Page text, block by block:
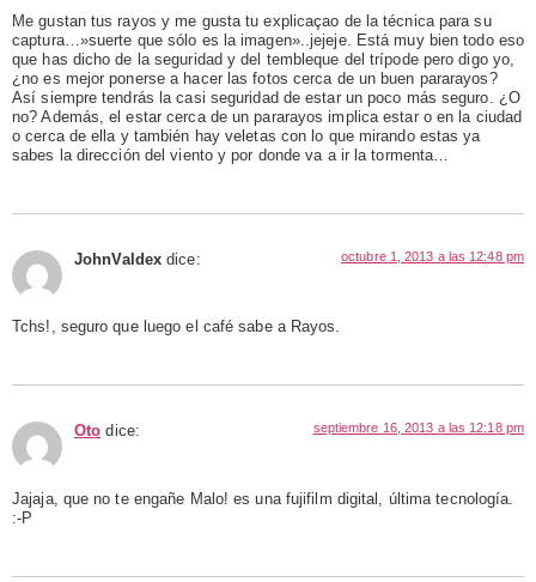
Me gustan tus rayos y me gusta tu explicaçao de la técnica para su
captura…»suerte que sólo es la imagen»..jejeje. Está muy bien todo eso
que has dicho de la seguridad y del tembleque del trípode pero digo yo,
¿no es mejor ponerse a hacer las fotos cerca de un buen pararayos?
Así siempre tendrás la casi seguridad de estar un poco más seguro. ¿O
no? Además, el estar cerca de un pararayos implica estar o en la ciudad
o cerca de ella y también hay veletas con lo que mirando estas ya
sabes la dirección del viento y por donde va a ir la tormenta…
JohnValdex dice: octubre 1, 2013 a las 12:48 pm
Tchs!, seguro que luego el café sabe a Rayos.
Oto dice: septiembre 16, 2013 a las 12:18 pm
Jajaja, que no te engañe Malo! es una fujifilm digital, última tecnología.
:-P